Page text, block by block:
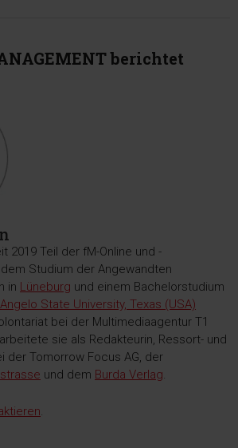
berichtet
2019 Teil der fM-Online und -
Studium der Angewandten
in Lüneburg und einem Bachelorstudium
Angelo State University, Texas (USA)
bei der Multimediaagentur T1
sie als Redakteurin, Ressort- und
der Tomorrow Focus AG, der
und dem Burda Verlag.
.